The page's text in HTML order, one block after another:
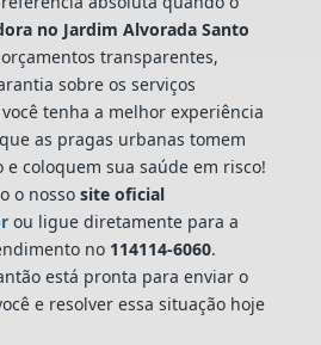
no Jardim Alvorada Santo
transparentes,
sobre os serviços
tenha a melhor experiência
as pragas urbanas tomem
e coloquem sua saúde em risco!
o nossosite oficial
ou ligue diretamente para a
no 114114-6060.
está pronta para enviar o
e resolver essa situação hoje